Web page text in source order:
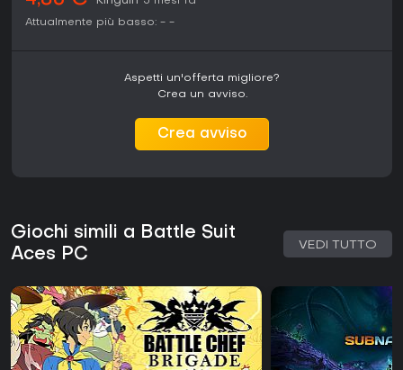
Attualmente più basso: - -
Aspetti un'offerta migliore?
Crea un avviso.
Crea avviso
Giochi simili a Battle Suit
Aces PC
VEDI TUTTO